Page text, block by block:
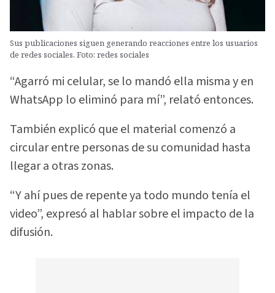
Sus publicaciones siguen generando reacciones entre los usuarios
de redes sociales. Foto: redes sociales
“Agarró mi celular, se lo mandó ella misma y en
WhatsApp lo eliminó para mí”, relató entonces.
También explicó que el material comenzó a
circular entre personas de su comunidad hasta
llegar a otras zonas.
“Y ahí pues de repente ya todo mundo tenía el
video”, expresó al hablar sobre el impacto de la
difusión.